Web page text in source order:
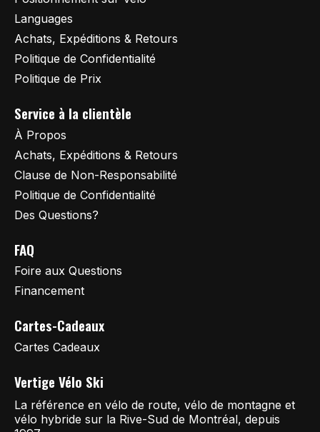
Languages
Achats, Expéditions & Retours
Politique de Confidentialité
Politique de Prix
Service à la clientèle
À Propos
Achats, Expéditions & Retours
Clause de Non-Responsabilité
Politique de Confidentialité
Des Questions?
FAQ
Foire aux Questions
Financement
Cartes-Cadeaux
Cartes Cadeaux
Vertige Vélo Ski
La référence en vélo de route, vélo de montagne et
vélo hybride sur la Rive-Sud de Montréal, depuis